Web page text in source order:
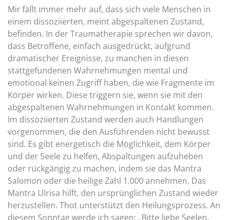
Mir fällt immer mehr auf, dass sich viele Menschen in
einem dissoziierten, meint abgespaltenen Zustand,
befinden. In der Traumatherapie sprechen wir davon,
dass Betroffene, einfach ausgedrückt, aufgrund
dramatischer Ereignisse, zu manchen in diesen
stattgefundenen Wahrnehmungen mental und
emotional keinen Zugriff haben, die wie Fragmente im
Körper wirken. Diese triggern sie, wenn sie mit den
abgespaltenen Wahrnehmungen in Kontakt kommen.
Im dissoziierten Zustand werden auch Handlungen
vorgenommen, die den Ausführenden nicht bewusst
sind. Es gibt energetisch die Möglichkeit, dem Körper
und der Seele zu helfen, Abspaltungen aufzuheben
oder rückgängig zu machen, indem sie das Mantra
Salomon oder die heilige Zahl 1.000 annehmen. Das
Mantra Ulrisa hilft, den ursprünglichen Zustand wieder
herzustellen. Thot unterstützt den Heilungsprozess. An
diesem Sonntag werde ich sagen: „Bitte liebe Seelen,